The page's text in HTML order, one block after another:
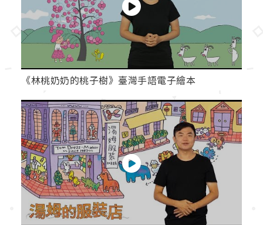
《林桃奶奶的桃子樹》臺灣手語電子繪本